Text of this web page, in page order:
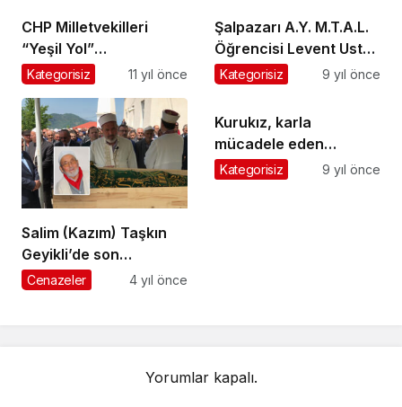
CHP Milletvekilleri
“Yeşil Yol”
eylemcilerine destek
çıkarma yaptı
Kategorisiz 11 yıl önce
Şalpazarı A.Y. M.T.A.L.
Öğrencisi Levent Usta
karatede birinci oldu
Kategorisiz 9 yıl önce
Salim (Kazım) Taşkın
Geyikli’de son
yolculuğuna uğurlandı
Cenazeler 4 yıl önce
Kurukız, karla
mücadele eden
Belediye işçilerine
Kategorisiz 9 yıl önce
Yorumlar kapalı.